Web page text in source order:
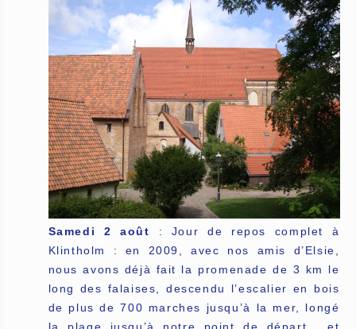
Samedi 2 août : Jour de repos complet à
Klintholm : en 2009, avec nos amis d’Elsie,
nous avons déjà fait la promenade de 3 km le
long des falaises, descendu l’escalier en bois
de plus de 700 marches jusqu’à la mer, longé
la plage jusqu’à notre point de départ… et